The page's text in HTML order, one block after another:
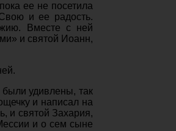
ее не посетила
и ее радость.
Вместе с ней
и святой Иоанн,
удивлены, так
и написал на
и святой Захария,
и о сем сыне